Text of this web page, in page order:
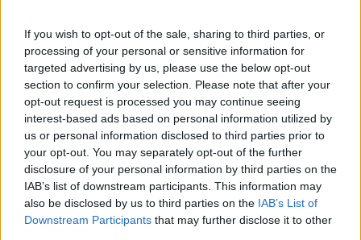
If you wish to opt-out of the sale, sharing to third parties, or
processing of your personal or sensitive information for
targeted advertising by us, please use the below opt-out
section to confirm your selection. Please note that after your
opt-out request is processed you may continue seeing
interest-based ads based on personal information utilized by
us or personal information disclosed to third parties prior to
your opt-out. You may separately opt-out of the further
disclosure of your personal information by third parties on the
IAB’s list of downstream participants. This information may
also be disclosed by us to third parties on the IAB’s List of
Downstream Participants that may further disclose it to other
lehetőséget az olvasóimnak is, hogy…
Exkluzív konyhai kalandok a Costes-
ben a sok kicsi keretében!
világevő•2012. november 30.
Tavaly szerencsére nagyon népszerű volt a Costes
étteremmel közös Világevő felajánlás, így nem
szeretnénk változtatni a győztes csapaton, idén is
hasonlóan exkluzív izgalmakat kínálunk fel együtt
jótékonysági célra.A tavalyi győztesekkel együtt
főztünk, volt konyhai…